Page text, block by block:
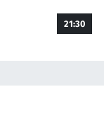
21:30